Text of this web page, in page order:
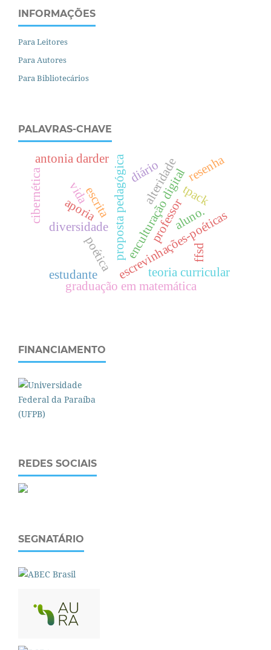
INFORMAÇÕES
Para Leitores
Para Autores
Para Bibliotecários
PALAVRAS-CHAVE
proposta pedagógicaenculturação digital
escrita
escrevinhações-poéticas
diversidade
graduação em matemática
tpack
alteridade
poética teoria curricular
ffsd
vida
professoraluno.
antonia darder resenha
estudante
diário
aporia
cibernética
FINANCIAMENTO
REDES SOCIAIS
SEGNATÁRIO